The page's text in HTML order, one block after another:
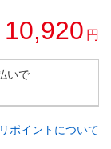
10,920 円
いで
ポイントについて